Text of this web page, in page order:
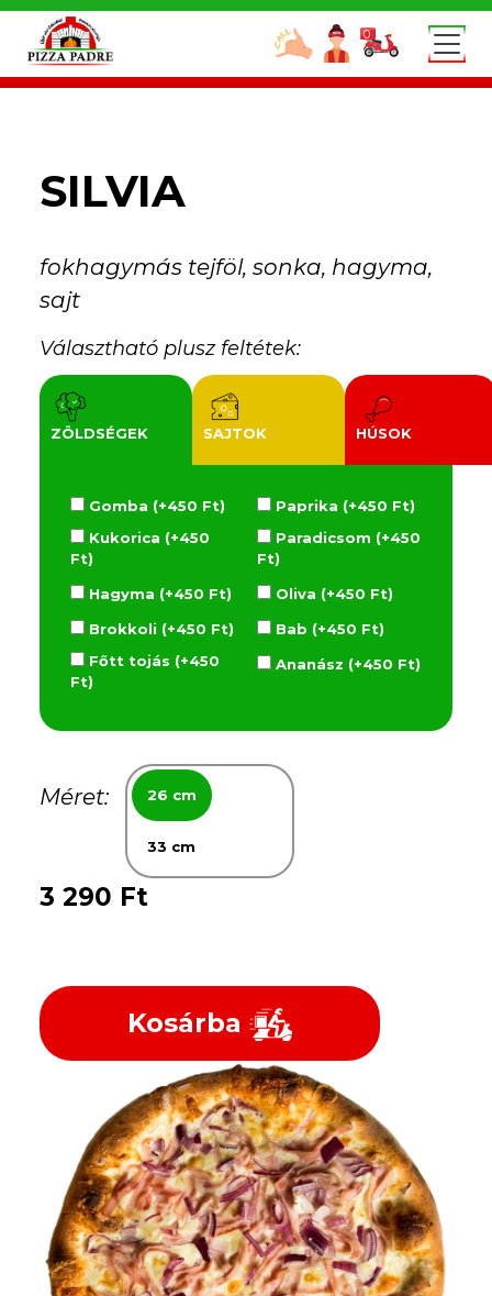
Skip to main content
0
SILVIA
fokhagymás tejföl, sonka, hagyma,
sajt
Választható plusz feltétek:
ZÖLDSÉGEK SAJTOK HÚSOK
Gomba (+450 Ft)
Kukorica (+450
Ft)
Hagyma (+450 Ft)
Brokkoli (+450 Ft)
Főtt tojás (+450
Ft)
Paprika (+450 Ft)
Paradicsom (+450
Ft)
Oliva (+450 Ft)
Bab (+450 Ft)
Ananász (+450 Ft)
Méret: 26 cm
33 cm
3 290 Ft
Kosárba